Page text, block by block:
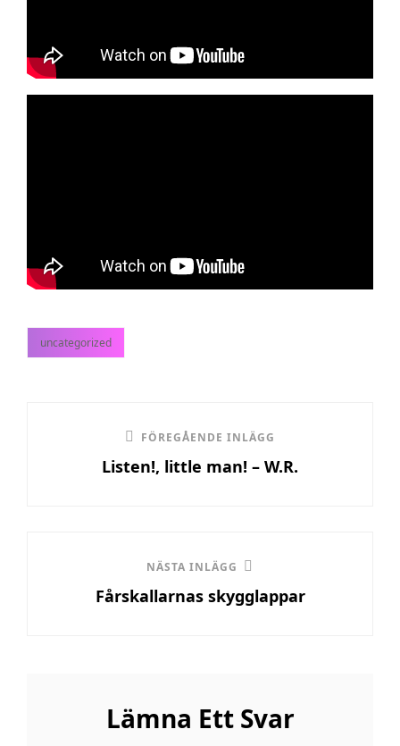
kategorier
uncategorized
FöregåendeFÖREGÅENDE INLÄGG
Listen!, little man! – W.R.
inlägg
NÄSTA INLÄGG
Fårskallarnas skygglappar
Lämna Ett Svar